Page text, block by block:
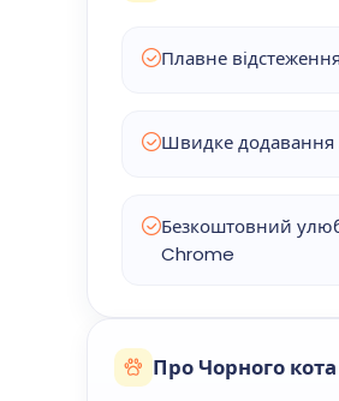
Плавне
Швидке додавання
Безкоштовний
Chrome
Про Чорного кота